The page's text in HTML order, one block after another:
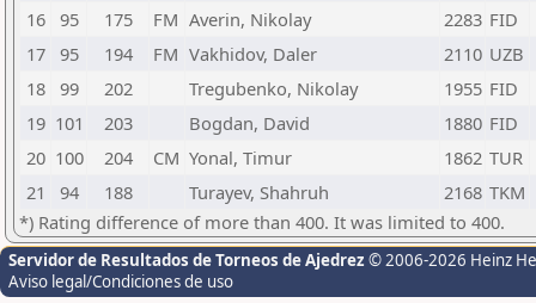
16 95 175 FM Averin, Nikolay 2283 FID
17 95 194 FM Vakhidov, Daler 2110 UZB
18 99 202 Tregubenko, Nikolay 1955 FID
19 101 203 Bogdan, David 1880 FID
20 100 204 CM Yonal, Timur 1862 TUR
21
94 188 Turayev, Shahruh 2168 TKM
*) Rating difference of more than 400. It was limited to 400.
Servidor de Resultados de Torneos de Ajedrez © 2006-2026 Heinz
Aviso legal/Condiciones de uso